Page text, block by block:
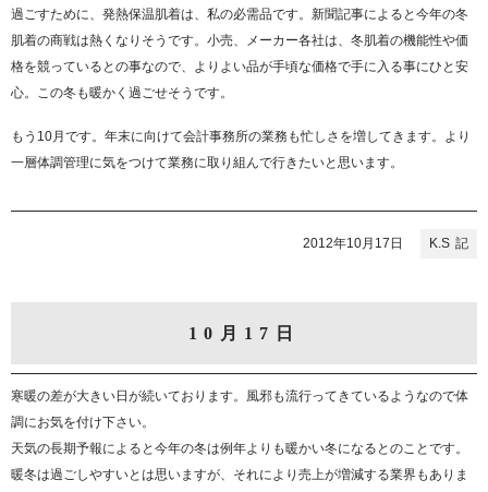
過ごすために、発熱保温肌着は、私の必需品です。新聞記事によると今年の冬
肌着の商戦は熱くなりそうです。小売、メーカー各社は、冬肌着の機能性や価
格を競っているとの事なので、よりよい品が手頃な価格で手に入る事にひと安
心。この冬も暖かく過ごせそうです。
もう10月です。年末に向けて会計事務所の業務も忙しさを増してきます。より
一層体調管理に気をつけて業務に取り組んで行きたいと思います。
K.S
2012年10月17日
10月17日
寒暖の差が大きい日が続いております。風邪も流行ってきているようなので体
調にお気を付け下さい。
天気の長期予報によると今年の冬は例年よりも暖かい冬になるとのことです。
暖冬は過ごしやすいとは思いますが、それにより売上が増減する業界もありま